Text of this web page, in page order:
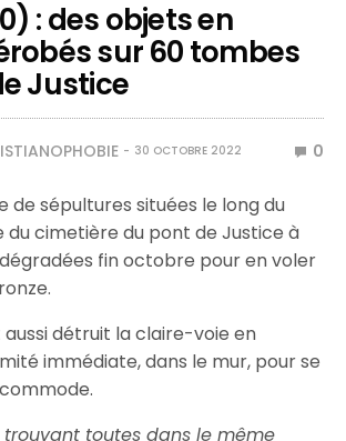
: des objets en
sur 60 tombes
Justice
30 OCTOBRE 2022 0
de sépultures situées le long du
du cimetière du pont de Justice à
fin octobre pour en voler
aussi détruit la claire-voie en
immédiate, dans le mur, pour se
toutes dans le même